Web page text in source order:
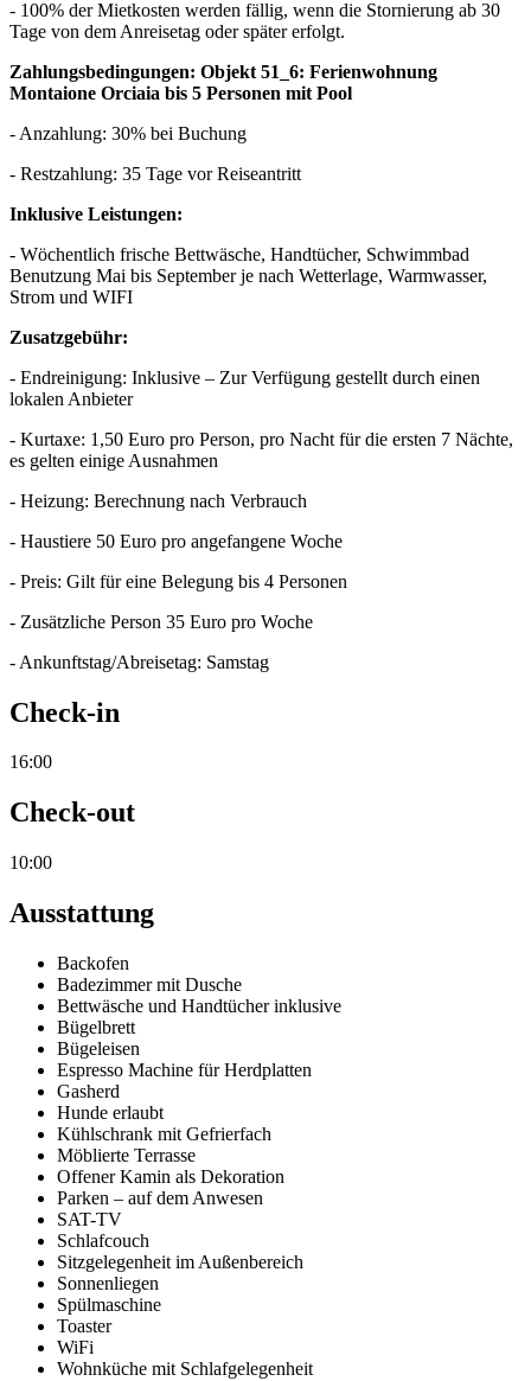
- 100% der Mietkosten werden fällig, wenn die Stornierung ab 30
Tage von dem Anreisetag oder später erfolgt.
Zahlungsbedingungen: Objekt 51_6: Ferienwohnung
Montaione Orciaia bis 5 Personen mit Pool
- Anzahlung: 30% bei Buchung
- Restzahlung: 35 Tage vor Reiseantritt
Inklusive Leistungen:
- Wöchentlich frische Bettwäsche, Handtücher, Schwimmbad
Benutzung Mai bis September je nach Wetterlage, Warmwasser,
Strom und WIFI
Zusatzgebühr:
- Endreinigung: Inklusive – Zur Verfügung gestellt durch einen
lokalen Anbieter
- Kurtaxe: 1,50 Euro pro Person, pro Nacht für die ersten 7 Nächte,
es gelten einige Ausnahmen
- Heizung: Berechnung nach Verbrauch
- Haustiere 50 Euro pro angefangene Woche
- Preis: Gilt für eine Belegung bis 4 Personen
- Zusätzliche Person 35 Euro pro Woche
- Ankunftstag/Abreisetag: Samstag
Check-in
16:00
Check-out
10:00
Ausstattung
Backofen
Badezimmer mit Dusche
Bettwäsche und Handtücher inklusive
Bügelbrett
Bügeleisen
Espresso Machine für Herdplatten
Gasherd
Hunde erlaubt
Kühlschrank mit Gefrierfach
Möblierte Terrasse
Offener Kamin als Dekoration
Parken – auf dem Anwesen
SAT-TV
Schlafcouch
Sitzgelegenheit im Außenbereich
Sonnenliegen
Spülmaschine
Toaster
WiFi
Wohnküche mit Schlafgelegenheit